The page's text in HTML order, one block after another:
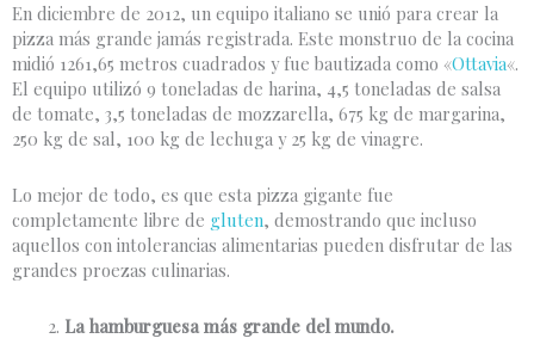
En diciembre de 2012, un equipo italiano se unió para crear la
pizza más grande jamás registrada. Este monstruo de la cocina
midió 1261,65 metros cuadrados y fue bautizada como «Ottavia«.
El equipo utilizó 9 toneladas de harina, 4,5 toneladas de salsa
de tomate, 3,5 toneladas de mozzarella, 675 kg de margarina,
250 kg de sal, 100 kg de lechuga y 25 kg de vinagre.
Lo mejor de todo, es que esta pizza gigante fue
completamente libre de gluten, demostrando que incluso
aquellos con intolerancias alimentarias pueden disfrutar de las
grandes proezas culinarias.
La hamburguesa más grande del mundo.